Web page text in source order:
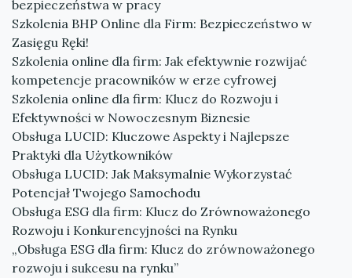
bezpieczeństwa w pracy
Szkolenia BHP Online dla Firm: Bezpieczeństwo w
Zasięgu Ręki!
Szkolenia online dla firm: Jak efektywnie rozwijać
kompetencje pracowników w erze cyfrowej
Szkolenia online dla firm: Klucz do Rozwoju i
Efektywności w Nowoczesnym Biznesie
Obsługa LUCID: Kluczowe Aspekty i Najlepsze
Praktyki dla Użytkowników
Obsługa LUCID: Jak Maksymalnie Wykorzystać
Potencjał Twojego Samochodu
Obsługa ESG dla firm: Klucz do Zrównoważonego
Rozwoju i Konkurencyjności na Rynku
„Obsługa ESG dla firm: Klucz do zrównoważonego
rozwoju i sukcesu na rynku”